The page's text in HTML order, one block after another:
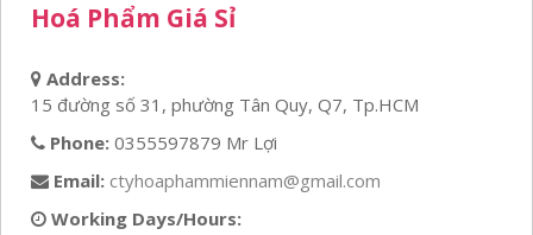
Hoá Phẩm Giá Sỉ
Address:
15 đường số 31, phường Tân Quy, Q7, Tp.HCM
Phone: 0355597879 Mr Lợi
Email: ctyhoaphammiennam@gmail.com
Working Days/Hours: